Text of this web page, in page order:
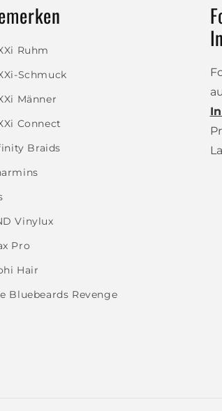
Ruhm
Schmuck
Männer
Connect
Braids
Vinylux
Pro
Hair
Bluebeards Revenge